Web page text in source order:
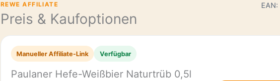
REWE AFFILIATE
Preis & Kaufoptionen
Manueller Affiliate-Link Verfügbar
Paulaner Hefe-Weißbier Naturtrüb 0,5l